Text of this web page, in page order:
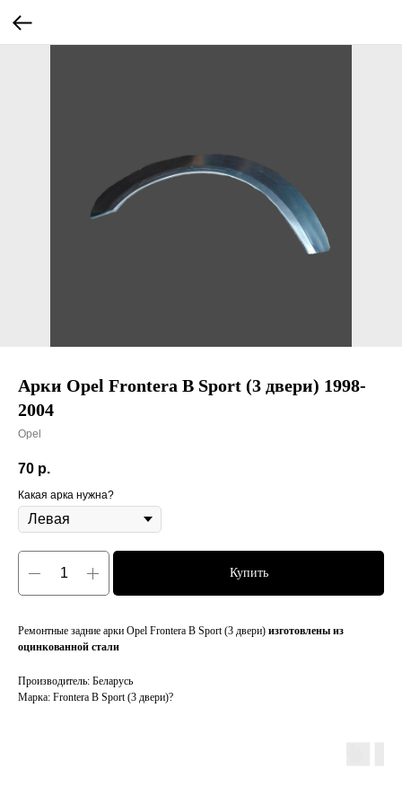
Арки Opel Frontera B Sport (3 двери) 1998-
2004
Opel
70 р.
Какая арка нужна?
Купить
Ремонтные задние арки Opel Frontera B Sport (3 двери) изготовлены из
оцинкованной стали
Производитель: Беларусь
Марка: Frontera B Sport (3 двери)?